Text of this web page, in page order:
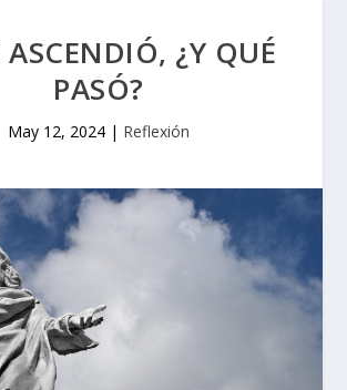
ASCENDIÓ, ¿Y QUÉ
PASÓ?
May 12, 2024 | Reflexión